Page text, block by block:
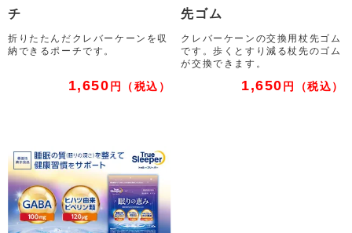
チ
折りたたんだクレバーケーンを収
納できるポーチです。
1,650 円 （税込）
先ゴム
クレバーケーンの交換用杖先ゴム
です。歩くとすり減る杖先のゴム
が交換できます。
1,650 円 （税込）